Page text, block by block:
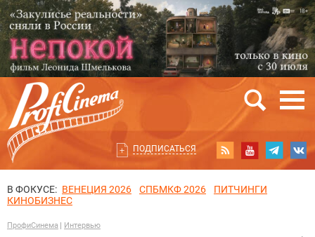
ПОДПИСАТЬСЯ
В ФОКУСЕ: ВЕНЕЦИЯ 2026 СПБМКФ 2026
ПИТЧИНГИ
КИНОБИЗНЕС
ПрофиСинема Интервью